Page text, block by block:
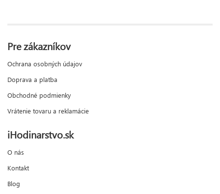
Pre zákazníkov
Ochrana osobných údajov
Doprava a platba
Obchodné podmienky
Vrátenie tovaru a reklamácie
iHodinarstvo.sk
O nás
Kontakt
Blog